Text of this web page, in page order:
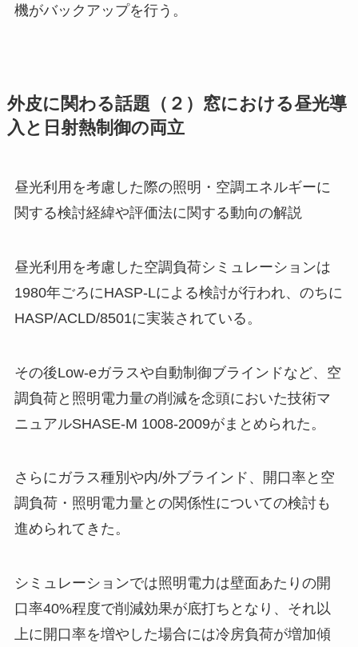
機がバックアップを行う。
外皮に関わる話題（２）窓における昼光導
入と日射熱制御の両立
昼光利用を考慮した際の照明・空調エネルギーに
関する検討経緯や評価法に関する動向の解説
昼光利用を考慮した空調負荷シミュレーションは
1980年ごろにHASP-Lによる検討が行われ、のちに
HASP/ACLD/8501に実装されている。
その後Low-eガラスや自動制御ブラインドなど、空
調負荷と照明電力量の削減を念頭においた技術マ
ニュアルSHASE-M 1008-2009がまとめられた。
さらにガラス種別や内/外ブラインド、開口率と空
調負荷・照明電力量との関係性についての検討も
進められてきた。
シミュレーションでは照明電力は壁面あたりの開
口率40%程度で削減効果が底打ちとなり、それ以
上に開口率を増やした場合には冷房負荷が増加傾